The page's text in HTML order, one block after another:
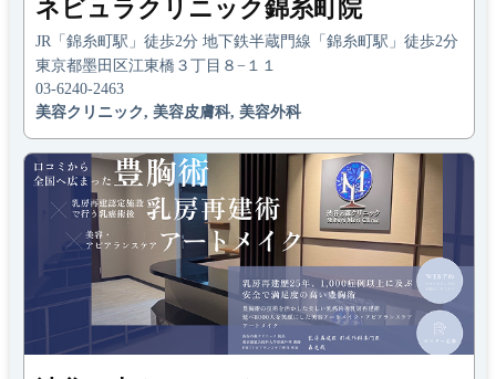
ネビュラクリニック錦糸町院
JR「錦糸町駅」徒歩2分 地下鉄半蔵門線「錦糸町駅」徒歩2分
東京都墨田区江東橋３丁目８−１１
03-6240-2463
美容クリニック, 美容皮膚科, 美容外科